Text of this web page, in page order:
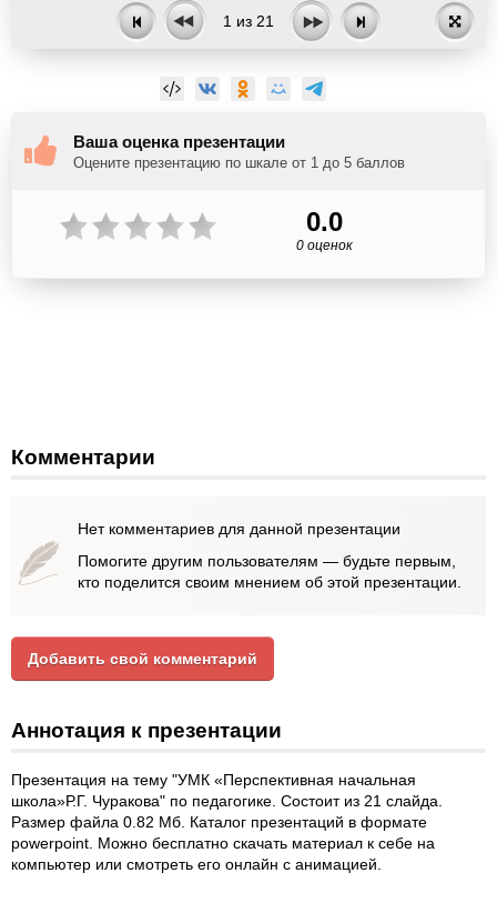
1 из 21
Ваша оценка презентации
Оцените презентацию по шкале от 1 до 5 баллов
0.0
0 оценок
Комментарии
Нет комментариев для данной презентации
Помогите другим пользователям — будьте первым,
кто поделится своим мнением об этой презентации.
Добавить свой комментарий
Аннотация к презентации
Презентация на тему "УМК «Перспективная начальная
школа»Р.Г. Чуракова" по педагогике. Состоит из 21 слайда.
Размер файла 0.82 Мб. Каталог презентаций в формате
powerpoint. Можно бесплатно скачать материал к себе на
компьютер или смотреть его онлайн с анимацией.